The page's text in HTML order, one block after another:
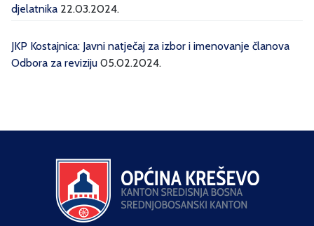
djelatnika 22.03.2024.
JKP Kostajnica: Javni natječaj za izbor i imenovanje članova
Odbora za reviziju 05.02.2024.